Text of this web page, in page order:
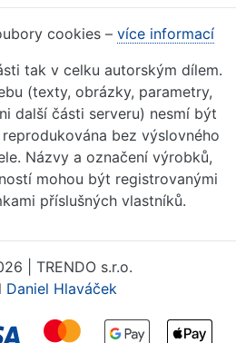
cookies – více informací
tak v celku autorským dílem.
(texty, obrázky, parametry,
další části serveru) nesmí být
bez výslovného
Názvy a označení výrobků,
mohou být registrovanými
příslušných vlastníků.
| TRENDO s.r.o.
Daniel Hlaváček